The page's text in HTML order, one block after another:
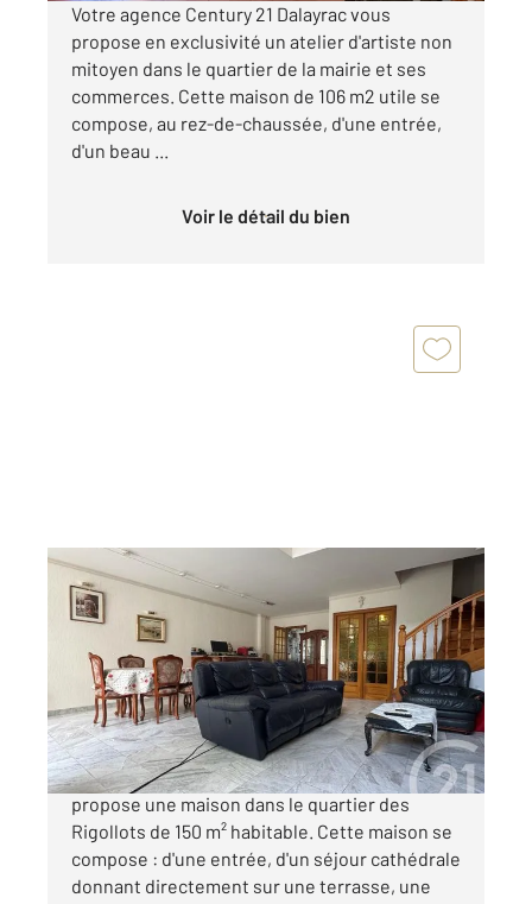
Votre agence Century 21 Dalayrac vous
propose en exclusivité un atelier d'artiste non
mitoyen dans le quartier de la mairie et ses
commerces. Cette maison de 106 m2 utile se
compose, au rez-de-chaussée, d'une entrée,
d'un beau ...
Voir le détail du bien
FONTENAY SOUS BOIS 94
148 m
, 6 pièces
Ref : 10072
Maison à vendre
940 000 €
Votre agence century 21 Dalayrac vous
propose une maison dans le quartier des
Rigollots de 150 m² habitable. Cette maison se
compose : d'une entrée, d'un séjour cathédrale
donnant directement sur une terrasse, une